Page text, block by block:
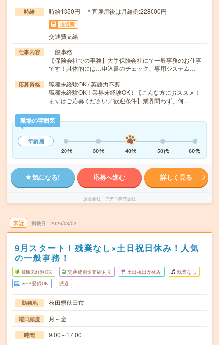
時給 時給1350円 ＊直雇用後は月給例:228000円
交通費
交通費支給
仕事内容
一般事務
【保険会社での事務】大手保険会社にて一般事務のお仕事
です！具体的には…申込書のチェック、専用システム…
応募資格
職種未経験OK / 英語力不要
職種未経験OK！業界未経験OK！【こんな方におススメ！
まずはご応募ください／歓迎条件】業界問わず、何…
職場の雰囲気
年齢層
20代
30代 40代 50代 60代
気になる! 応募へ進む 詳しく見る
派遣会社 アデコ株式会社
未読 掲載日 2026/08/03
9月スタート！残業なし×土日祝日休み！人気
の一般事務！
職種未経験OK 交通費別途支給あり 土日祝日が休み 残業なし
WEB登録OK 派遣
勤務地 秋田県秋田市
曜日頻度 月～金
時間 9:00～17:00